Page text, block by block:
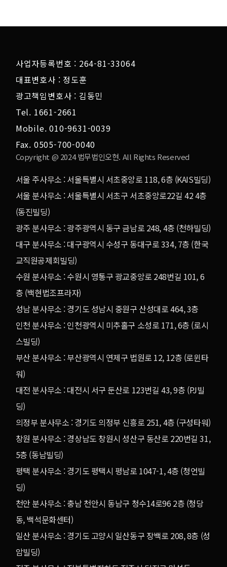
사업자등록번호 : 264-81-33064
대표변호사 : 정도훈
광고책임변호사 : 김동민
Tel. 1661-2661
Mobile. 010-9631-0039
Fax. 0505-700-0040
Copyright @ 2024 법무법인오현. All Rights Reserved
서울 주사무소 : 서울특별시 서초중앙로 118, 6층 (KAIS빌딩)
서울 분사무소 : 서울특별시 서초구 서초중앙로22길 42 4층
(동진빌딩)
광주 분사무소 : 광주광역시 동구 금남로 248, 4층 (천하빌딩)
대구 분사무소 : 대구광역시 수성구 동대구로 334, 7층 (한국
교직원공제회빌딩)
수원 분사무소 : 수원시 영통구 광교중앙로 248번길 101, 6
층 (백현법조프라자)
성남 분사무소 : 경기도 성남시 중원구 산성대로 464, 3층
인천 분사무소 : 인천광역시 미추홀구 소성로 171, 6층 (로시
스빌딩)
부산 분사무소 : 부산광역시 연제구 법원로 12, 12층 (로윈타
워)
대전 분사무소 : 대전시 서구 둔산로 123번길 43, 9층 (PJ빌
딩)
의정부 분사무소 : 경기도 의정부 신흥로 251, 4층 (구성타워)
창원 분사무소 : 경상남도 창원시 성산구 동산로 220번길 31,
5층 (동남빌딩)
평택 분사무소 : 경기도 평택시 평남로 1047-1, 4층 (청언빌
딩)
천안 분사무소 : 충남 천안시 동남구 청수14로96 2층 (청당
동, 백석문화센터)
일산 분사무소 : 경기도 고양시 일산동구 장백로 208, 8층 (성
암빌딩)